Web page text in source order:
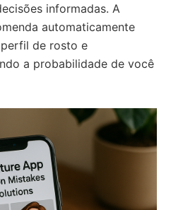
informadas. A
automaticamente
de rosto e
a probabilidade de você